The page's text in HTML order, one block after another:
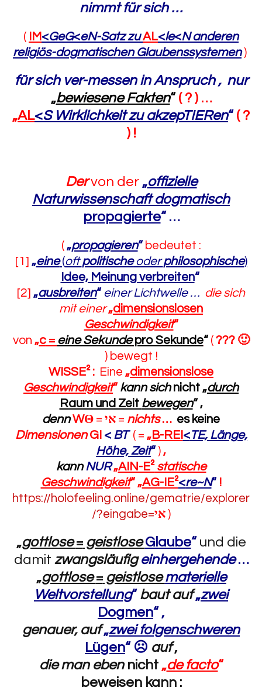
nimmt für sich …
( IM<GeG<eN-Satz zuAL<le<N anderen
religiös-dogmatischenGlaubenssystemen )
für sich ver-messen in Anspruch , nur
„bewiesene Fakten“ ( ? ) …
„AL<S Wirklichkeit zu akzepTIERen“ ( ?
) !
Dervon der „offizielle
Naturwissenschaft dogmatisch
propagierte“ …
( „propagieren“ bedeutet :
[1] „eine(oftpolitischeoderphilosophische)
Idee, Meinung verbreiten“
[2] „ausbreiten“ einer Lichtwelle … die sich
mit einer„dimensionslosen
Geschwindigkeit“
von „c= eine Sekundepro Sekunde“ (??? 🙂
) bewegt !
WISSE² : Eine „dimensionslose
Geschwindigkeit“ kann sichnicht „durch
Raum und Zeit bewegen“ ,
dennWΘ = אי = nichts… es keine
Dimensionen GI < BT ( = „B-REI <TE, Länge,
Höhe, Zeit“ ) ,
kann NUR „AIN-E²statische
Geschwindigkeit“ „AG-IE²<re~N“ !
https://holofeeling.online/gematrie/explorer
/?eingabe=אי)
„gottlose=geistloseGlaube“ und die
damit zwangsläufig einhergehende…
„gottlose=geistlosematerielle
Weltvorstellung“ baut auf„zwei
Dogmen“ ,
genauer, auf„zwei folgenschweren
Lügen“ ☹️ auf,
die man eben nicht „de facto“
beweisen kann :